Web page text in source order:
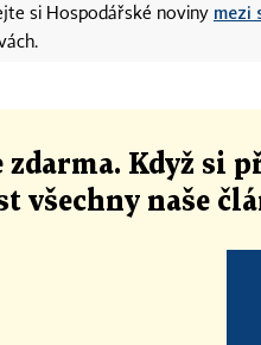
si Hospodářské noviny mezi
zdarma. Když si
všechny naše